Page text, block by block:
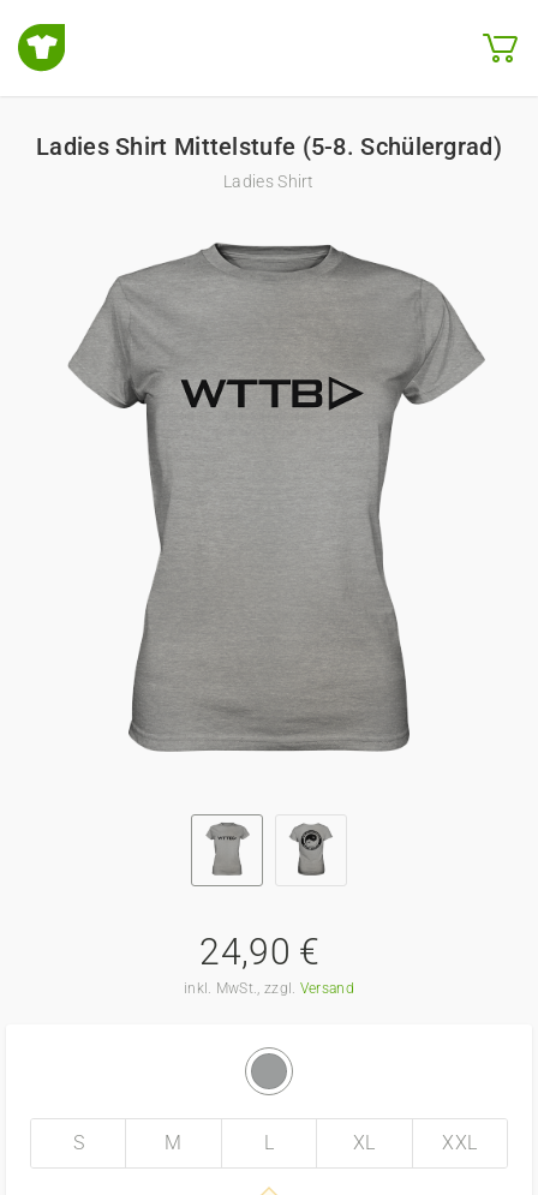
Ladies Shirt Mittelstufe (5-8. Schülergrad)
Ladies Shirt
24,90 €
inkl. MwSt., zzgl. Versand
S M L XL XXL